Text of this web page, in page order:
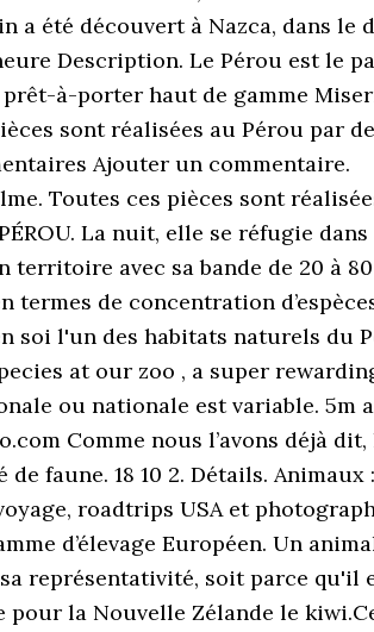
a été découvert à Nazca, dans le
Description. Le Pérou est le
à-porter haut de gamme
sont réalisées au Pérou par
Ajouter un commentaire.
Toutes ces pièces sont
La nuit, elle se réfugie dans
territoire avec sa bande de 20 à 80
de concentration
soi l'un des habitats naturels du
at our zoo , a super
ou nationale est variable. 5m
Comme nous l’avons déjà dit,
faune. 18 10 2. Détails. Animaux :
roadtrips USA et
d’élevage Européen. Un
représentativité, soit parce qu'il
la Nouvelle Zélande le